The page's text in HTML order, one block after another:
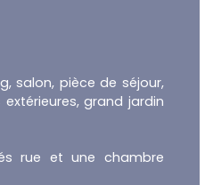
salon, pièce de séjour,
grand jardin
rue et une chambre